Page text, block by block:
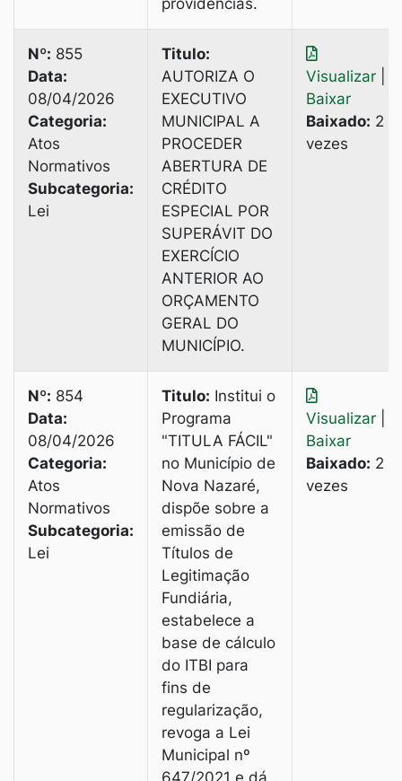
providências.
Nº: 855
Data:
08/04/2026
Categoria:
Atos
Normativos
Subcategoria:
Lei
Titulo:
AUTORIZA O
EXECUTIVO
MUNICIPAL A
PROCEDER
ABERTURA DE
CRÉDITО
ESPECIAL POR
SUPERÁVIT DO
EXERCÍCIO
ANTERIOR AO
ORÇAMENTO
GERAL DO
MUNICÍPIO.
Visualizar
Baixar
Baixado: 2
vezes
Nº: 854
Data:
08/04/2026
Categoria:
Atos
Normativos
Subcategoria:
Lei
Titulo: Institui o
Programa
"TITULA FÁCIL"
no Município de
Nova Nazaré,
dispõe sobre a
emissão de
Títulos de
Legitimação
Fundiária,
estabelece a
base de cálculo
do ITBI para
fins de
regularização,
revoga a Lei
Municipal nº
Visualizar
Baixar
Baixado: 2
vezes